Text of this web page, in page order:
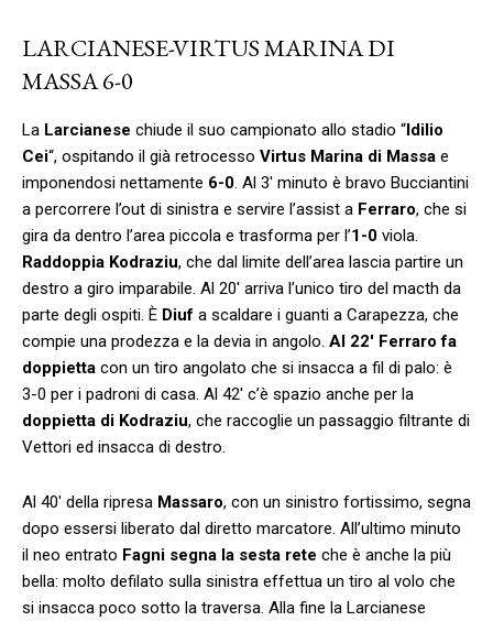
LARCIANESE-VIRTUS MARINA DI
MASSA 6-0
La Larcianese chiude il suo campionato allo stadio “Idilio
Cei“, ospitando il già retrocesso Virtus Marina di Massa e
imponendosi nettamente 6-0. Al 3′ minuto è bravo Bucciantini
a percorrere l’out di sinistra e servire l’assist a Ferraro, che si
gira da dentro l’area piccola e trasforma per l’1-0 viola.
Raddoppia Kodraziu, che dal limite dell’area lascia partire un
destro a giro imparabile. Al 20′ arriva l’unico tiro del macth da
parte degli ospiti. È Diuf a scaldare i guanti a Carapezza, che
compie una prodezza e la devia in angolo. Al 22′ Ferraro fa
doppietta con un tiro angolato che si insacca a fil di palo: è
3-0 per i padroni di casa. Al 42′ c’è spazio anche per la
doppietta di Kodraziu, che raccoglie un passaggio filtrante di
Vettori ed insacca di destro.
Al 40′ della ripresa Massaro, con un sinistro fortissimo, segna
dopo essersi liberato dal diretto marcatore. All’ultimo minuto
il neo entrato Fagni segna la sesta rete che è anche la più
bella: molto defilato sulla sinistra effettua un tiro al volo che
si insacca poco sotto la traversa. Alla fine la Larcianese